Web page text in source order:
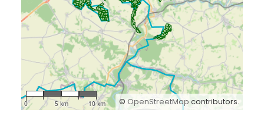
© OpenStreetMap contributors.
0 5 km 10 km